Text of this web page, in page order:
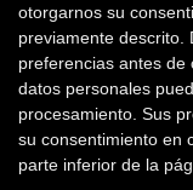
otorgarnos su
previamente descrito.
preferencias antes de
datos personales
procesamiento. Sus
su consentimiento en
parte inferior de la
La